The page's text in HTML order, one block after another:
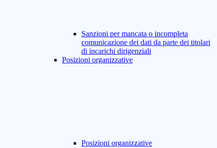
Sanzioni per mancata o incompleta
comunicazione dei dati da parte dei titolari
di incarichi dirigenziali
Posizioni organizzative
Posizioni organizzative